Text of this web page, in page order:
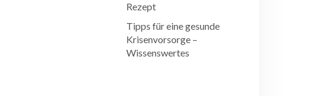
Rezept
Tipps für eine gesunde
Krisenvorsorge –
Wissenswertes